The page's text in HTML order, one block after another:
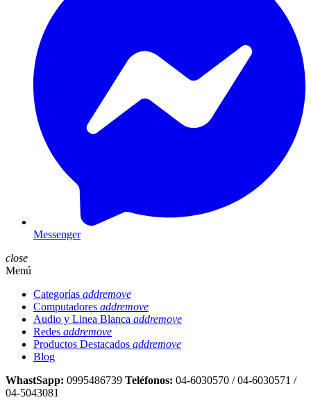
Messenger
close
Menú
Categorías addremove
Computadores addremove
Audio y Linea Blanca addremove
Redes addremove
Productos Destacados addremove
Blog
WhastSapp: 0995486739 Teléfonos: 04-6030570 / 04-6030571 /
04-5043081